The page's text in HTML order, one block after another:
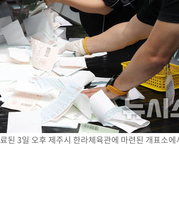
3일 오후 제주시 한라체육관에 마련된 개표소에